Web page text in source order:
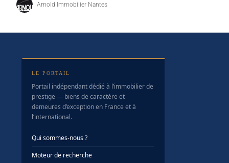
Arnold Immobilier Nantes
LE PORTAIL
Portail indépendant dédié à l’immobilier de
prestige — biens de caractère et
demeures d’exception en France et à
l’international.
Qui sommes-nous ?
Moteur de recherche